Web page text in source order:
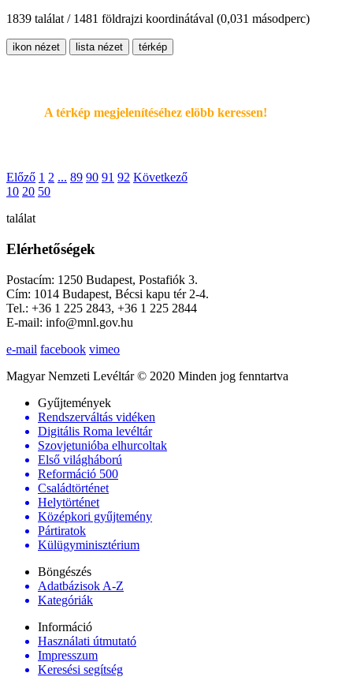
1839 találat / 1481 földrajzi koordinátával (0,031 másodperc)
ikon nézet lista nézet térkép
A térkép megjelenítéséhez elöbb keressen!
Előző 1 2 ... 89 90 91 92 Következő
10 20 50
találat
Elérhetőségek
Postacím: 1250 Budapest, Postafiók 3.
Cím: 1014 Budapest, Bécsi kapu tér 2-4.
Tel.: +36 1 225 2843, +36 1 225 2844
E-mail: info@mnl.gov.hu
e-mail facebook vimeo
Magyar Nemzeti Levéltár © 2020 Minden jog fenntartva
Gyűjtemények
Rendszerváltás vidéken
Digitális Roma levéltár
Szovjetunióba elhurcoltak
Első világháború
Reformáció 500
Családtörténet
Helytörténet
Középkori gyűjtemény
Pártiratok
Külügyminisztérium
Böngészés
Adatbázisok A-Z
Kategóriák
Információ
Használati útmutató
Impresszum
Keresési segítség